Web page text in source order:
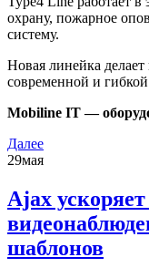
охрану, пожарное
систему.
Новая линейка
современной и гибкой
Mobiline IT —
Далее
29мая
Ajax
шаблонов